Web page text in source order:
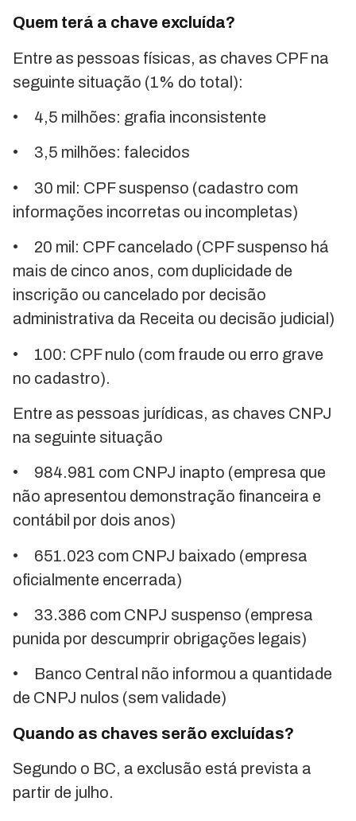
Quem terá a chave excluída?
Entre as pessoas físicas, as chaves CPF na
seguinte situação (1% do total):
• 4,5 milhões: grafia inconsistente
• 3,5 milhões: falecidos
• 30 mil: CPF suspenso (cadastro com
informações incorretas ou incompletas)
• 20 mil: CPF cancelado (CPF suspenso há
mais de cinco anos, com duplicidade de
inscrição ou cancelado por decisão
administrativa da Receita ou decisão judicial)
• 100: CPF nulo (com fraude ou erro grave
no cadastro).
Entre as pessoas jurídicas, as chaves CNPJ
na seguinte situação
• 984.981 com CNPJ inapto (empresa que
não apresentou demonstração financeira e
contábil por dois anos)
• 651.023 com CNPJ baixado (empresa
oficialmente encerrada)
• 33.386 com CNPJ suspenso (empresa
punida por descumprir obrigações legais)
• Banco Central não informou a quantidade
de CNPJ nulos (sem validade)
Quando as chaves serão excluídas?
Segundo o BC, a exclusão está prevista a
partir de julho.